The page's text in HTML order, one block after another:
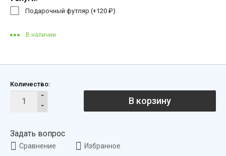
Подарочный футляр (+120 ₽)
В наличии
Количество:
В корзину
Задать вопрос
Сравнение Избранное